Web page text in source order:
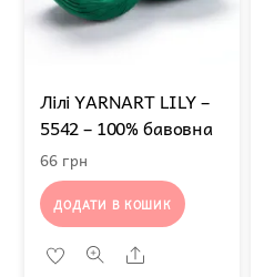
Лілі YARNART LILY –
5542 – 100% бавовна
66 грн
ДОДАТИ В КОШИК
Share